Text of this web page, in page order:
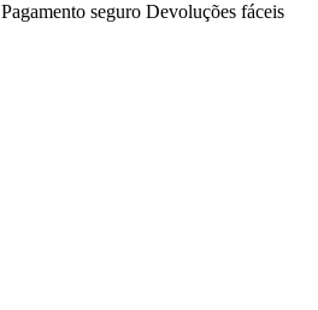
Pagamento seguro Devoluções fáceis